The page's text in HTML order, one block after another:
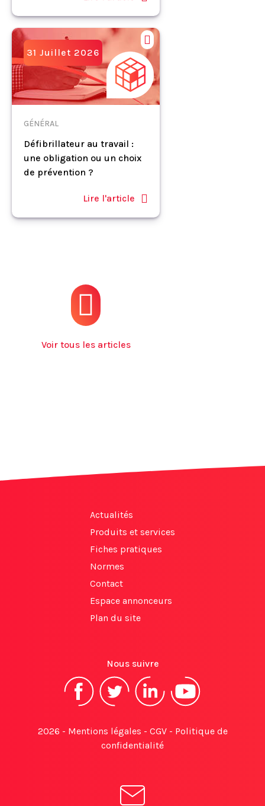
31 Juillet 2026
GÉNÉRAL
Défibrillateur au travail :
une obligation ou un choix
de prévention ?
Lire l'article
Voir tous les articles
Actualités
Produits et services
Fiches pratiques
Normes
Contact
Espace annonceurs
Plan du site
Nous suivre
2026 - Mentions légales - CGV- Politique de
confidentialité